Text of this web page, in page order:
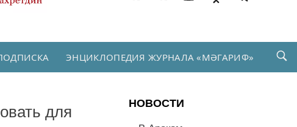
ЭНЦИКЛОПЕДИЯ ЖУРНАЛА «МӘГАРИФ»
для
НОВОСТИ